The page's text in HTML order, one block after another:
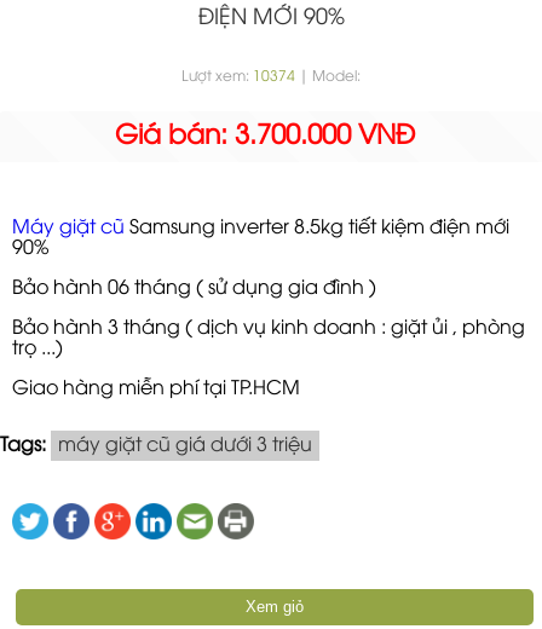
ĐIỆN MỚI 90%
Lượt xem: 10374 | Model:
Giá bán: 3.700.000 VNĐ
Máy giặt cũ Samsung inverter 8.5kg tiết kiệm điện mới
90%
Bảo hành 06 tháng ( sử dụng gia đình )
Bảo hành 3 tháng ( dịch vụ kinh doanh : giặt ủi , phòng
trọ ...)
Giao hàng miễn phí tại TP.HCM
Tags: máy giặt cũ giá dưới 3 triệu
Xem giỏ